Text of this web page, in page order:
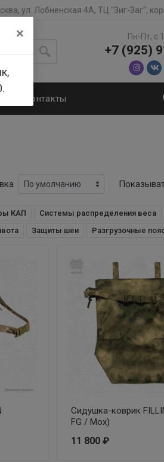
ул. Лобненская 4А, ТЦ "Зиг-Заг",
Пн-Пт, с
+7 (925)
Контакты
КАП
Системы распределения веса
Защиты шеи Разгрузочные
Cидушка-коврик
FG / Мох)
11 800 ₽
×